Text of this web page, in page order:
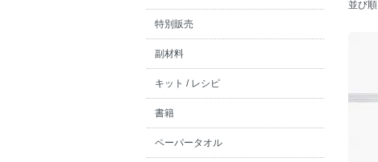
並び順
特別販売
副材料
キット / レシピ
書籍
ペーパータオル